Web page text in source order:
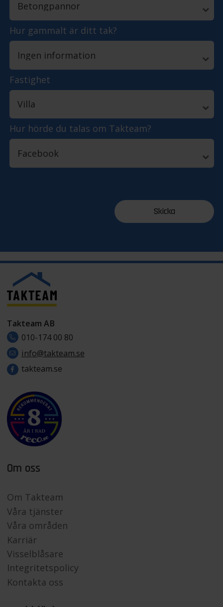
Hur gammalt är ditt tak?
Fastighet
Hur hörde du talas om Takteam?
Takteam AB
010-174 00 80
info@takteam.se
takteam.se
Om oss
Om Takteam
Våra tjänster
Våra områden
Karriär
Visselblåsare
Integritetspolicy
Kontakta oss